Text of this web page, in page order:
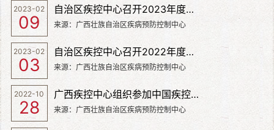
自治区疾控中心召开2023年度国家自然科学基金申报培训会
2023-02
09 来源：广西壮族自治区疾病预防控制中心
自治区疾控中心召开2022年度自治区重点实验室绩效评价和考核会
2023-02
03 来源：广西壮族自治区疾病预防控制中心
广西疾控中心组织参加中国疾控中心国家自然科学基金申报启动暨经验分享交流会
2022-10
28 来源：广西壮族自治区疾病预防控制中心